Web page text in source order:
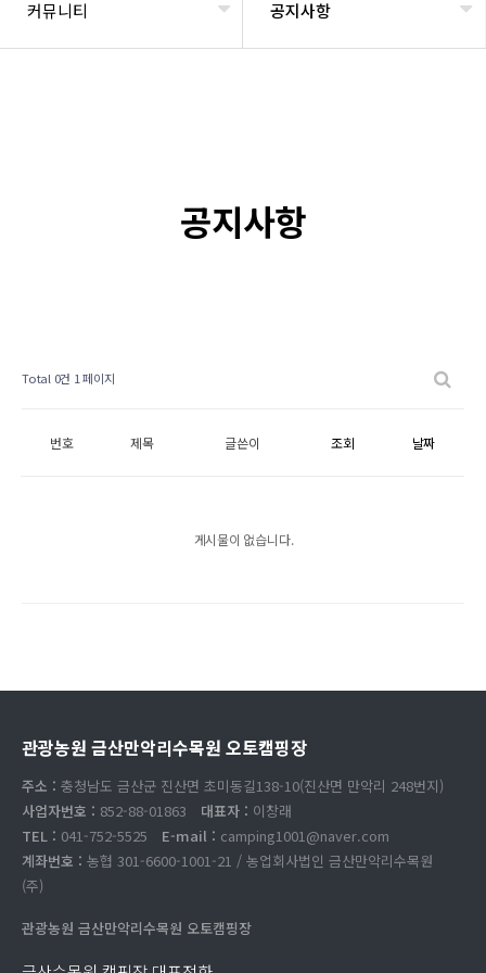
커뮤니티 공지사항
공지사항
Total 0건 1 페이지
번호 제목 글쓴이 조회 날짜
게시물이 없습니다.
관광농원 금산만악리수목원 오토캠핑장
주소 : 충청남도 금산군 진산면 초미동길138-10(진산면 만악리 248번지)
사업자번호 : 852-88-01863 대표자 : 이창래
TEL : 041-752-5525 E-mail : camping1001@naver.com
계좌번호 : 농협 301-6600-1001-21 / 농업회사법인 금산만악리수목원
(주)
관광농원 금산만악리수목원 오토캠핑장